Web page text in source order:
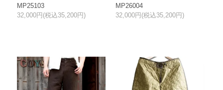
MP25103
32,000円(税込35,200円)
MP26004
32,000円(税込35,200円)